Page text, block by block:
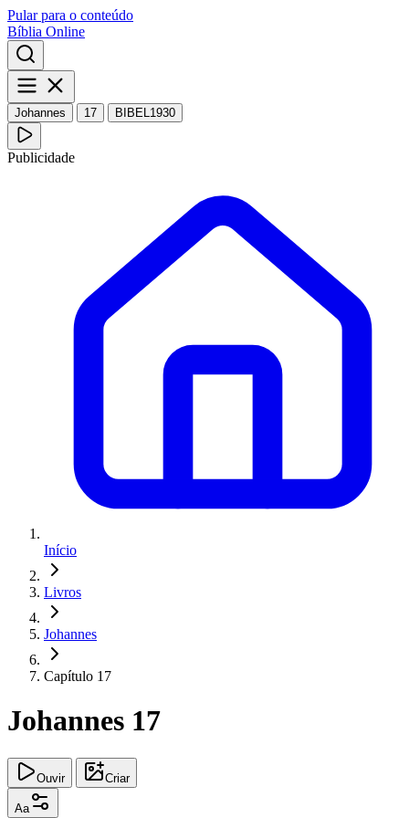
Pular para o conteúdo
Bíblia Online
Johannes 17 BIBEL1930
Publicidade
Início
Livros
Johannes
Capítulo 17
Johannes 17
Ouvir Criar
Aa